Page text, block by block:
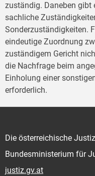
zuständig. Daneben gibt
sachliche
Sonderzuständigkeiten.
eindeutige Zuordnung
zuständigem Gericht
die Nachfrage beim
Einholung einer
erforderlich.
Die österreichische Justiz
Bundesministerium für
justiz.gv.at